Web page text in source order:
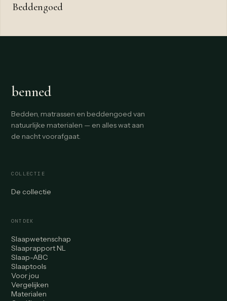
Beddengoed
benned
Bedden, matrassen en beddengoed van
natuurlijke materialen — en alles wat aan
de nacht voorafgaat.
COLLECTIE
De collectie
ONTDEK
Slaapwetenschap
Slaaprapport NL
Slaap-ABC
Slaaptools
Voor jou
Vergelijken
Materialen